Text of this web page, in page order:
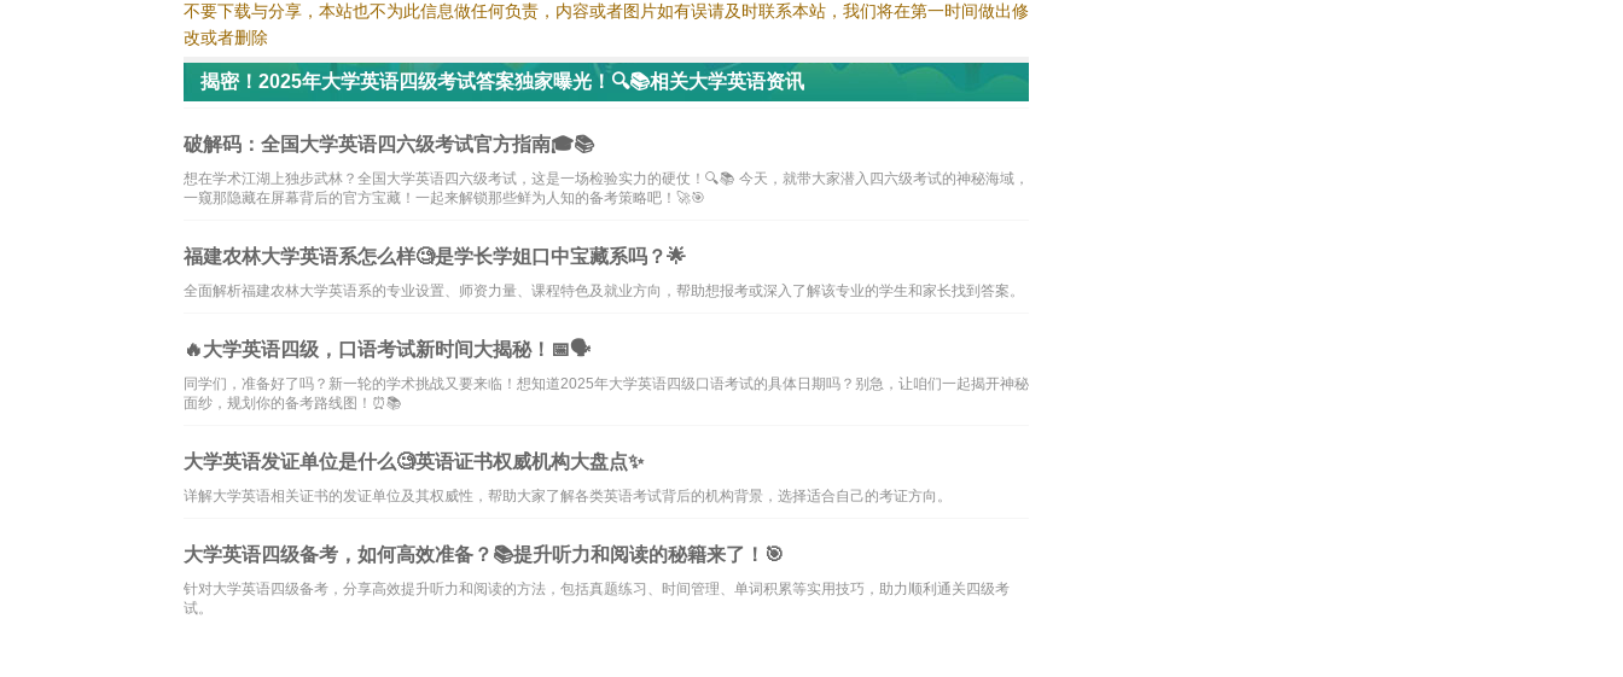
不要下载与分享，本站也不为此信息做任何负责，内容或者图片如有误请及时联系本站，我们将在第一时间做出修
改或者删除
揭密！2025年大学英语四级考试答案独家曝光！🔍📚相关大学英语资讯
破解码：全国大学英语四六级考试官方指南🎓📚
想在学术江湖上独步武林？全国大学英语四六级考试，这是一场检验实力的硬仗！🔍📚 今天，就带大家潜入四六级考试的神秘海域，
一窥那隐藏在屏幕背后的官方宝藏！一起来解锁那些鲜为人知的备考策略吧！🚀🎯
福建农林大学英语系怎么样🧐是学长学姐口中宝藏系吗？🌟
全面解析福建农林大学英语系的专业设置、师资力量、课程特色及就业方向，帮助想报考或深入了解该专业的学生和家长找到答案。
🔥大学英语四级，口语考试新时间大揭秘！📅🗣️
同学们，准备好了吗？新一轮的学术挑战又要来临！想知道2025年大学英语四级口语考试的具体日期吗？别急，让咱们一起揭开神秘
面纱，规划你的备考路线图！⏰📚
大学英语发证单位是什么🧐英语证书权威机构大盘点✨
详解大学英语相关证书的发证单位及其权威性，帮助大家了解各类英语考试背后的机构背景，选择适合自己的考证方向。
大学英语四级备考，如何高效准备？📚提升听力和阅读的秘籍来了！🎯
针对大学英语四级备考，分享高效提升听力和阅读的方法，包括真题练习、时间管理、单词积累等实用技巧，助力顺利通关四级考
试。